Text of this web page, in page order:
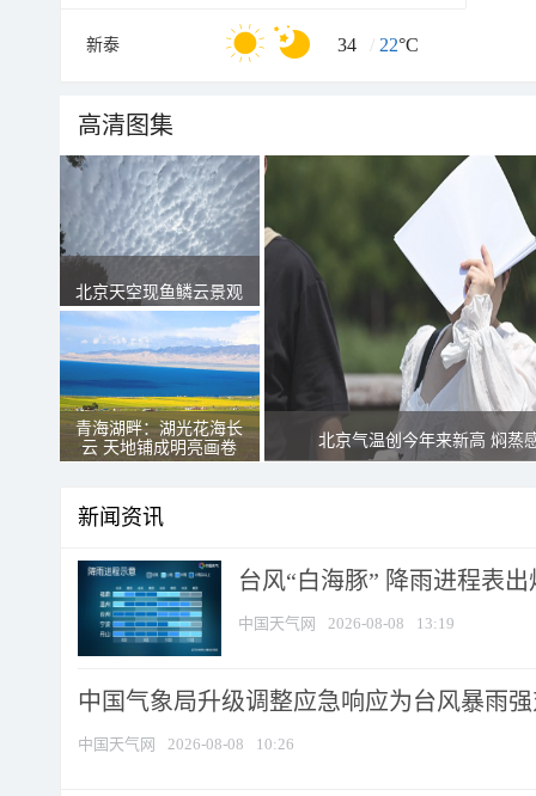
新泰 34 / 22°C
高清图集
北京天空现鱼鳞云景观
青海湖畔：湖光花海长
云 天地铺成明亮画卷
北京气温创今年来新高 焖蒸
新闻资讯
台风“白海豚” 降雨进程表
中国天气网 2026-08-08 13:19
中国气象局升级调整应急响应为台风暴雨
中国天气网 2026-08-08 10:26